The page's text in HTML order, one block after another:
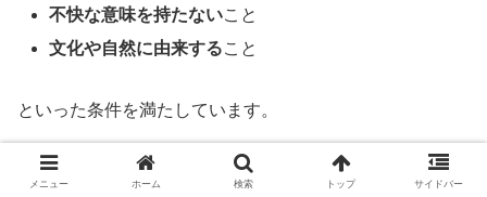
不快な意味を持たないこと
文化や自然に由来すること
といった条件を満たしています。
由来
メニュー ホーム 検索 トップ サイドバー